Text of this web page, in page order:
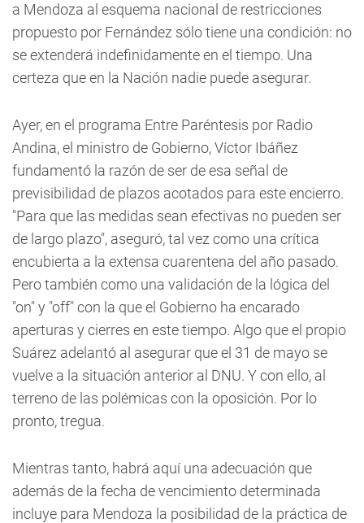
a Mendoza al esquema nacional de restricciones
propuesto por Fernández sólo tiene una condición: no
se extenderá indefinidamente en el tiempo. Una
certeza que en la Nación nadie puede asegurar.
Ayer, en el programa Entre Paréntesis por Radio
Andina, el ministro de Gobierno, Víctor Ibáñez
fundamentó la razón de ser de esa señal de
previsibilidad de plazos acotados para este encierro.
"Para que las medidas sean efectivas no pueden ser
de largo plazo", aseguró, tal vez como una crítica
encubierta a la extensa cuarentena del año pasado.
Pero también como una validación de la lógica del
"on" y "off" con la que el Gobierno ha encarado
aperturas y cierres en este tiempo. Algo que el propio
Suárez adelantó al asegurar que el 31 de mayo se
vuelve a la situación anterior al DNU. Y con ello, al
terreno de las polémicas con la oposición. Por lo
pronto, tregua.
Mientras tanto, habrá aquí una adecuación que
además de la fecha de vencimiento determinada
incluye para Mendoza la posibilidad de la práctica de